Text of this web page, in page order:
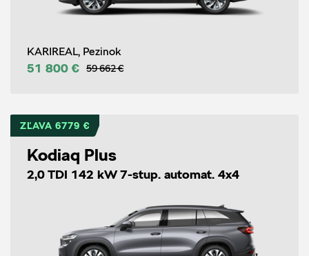
KARIREAL, Pezinok
51 800 € 59 662 €
ZĽAVA 6779 €
Kodiaq Plus
2,0 TDI 142 kW 7-stup. automat. 4x4